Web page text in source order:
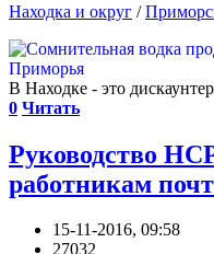
Находка и округ /
В Находке - это
0 Читать
Руководство
работникам
15-11-2016, 09:58
27032